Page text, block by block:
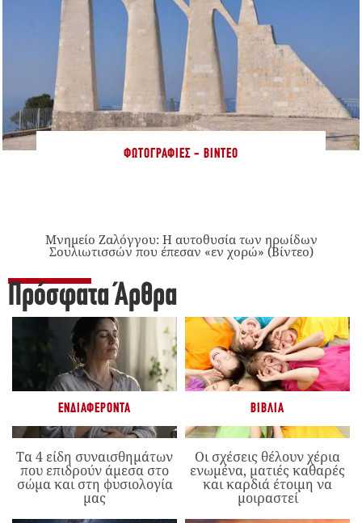
ΦΩΤΟΓΡΑΦΊΕΣ - ΒΊΝΤΕΟ
Μνημείο Ζαλόγγου: Η αυτοθυσία των ηρωίδων
Σουλιωτισσών που έπεσαν «εν χορώ» (Βίντεο)
Πρόσφατα Άρθρα
ΕΝΔΙΑΦΈΡΟΝΤΑ
Τα 4 είδη συναισθημάτων
που επιδρούν άμεσα στο
σώμα και στη φυσιολογία
μας
ΒΙΒΛΊΑ
Οι σχέσεις θέλουν χέρια
ενωμένα, ματιές καθαρές
και καρδιά έτοιμη να
μοιραστεί